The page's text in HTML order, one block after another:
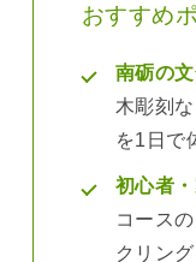
おすすめ
南砺の
木彫刻
を1日で
初心者
コース
クリン